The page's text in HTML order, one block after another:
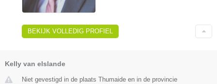
BEKIJK VOLLEDIG PROFIEL
Kelly van elslande
Niet gevestigd in de plaats Thumaide en in de provincie